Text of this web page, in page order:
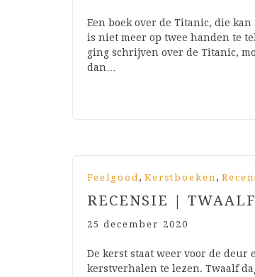
Een boek over de Titanic, die
is niet meer op twee handen te
ging schrijven over de Titanic,
dan…
Feelgood, Kerstboeken ,
RECENSIE |
25 december 2020
De kerst staat weer voor de deur
kerstverhalen te lezen. Twaalf